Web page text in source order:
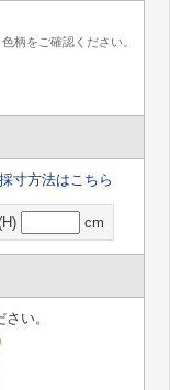
柄をご確認ください。
採寸方法はこちら
cm
い。